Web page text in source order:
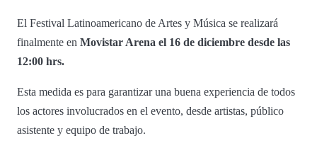
El Festival Latinoamericano de Artes y Música se realizará
finalmente en Movistar Arena el 16 de diciembre desde las
12:00 hrs.
Esta medida es para garantizar una buena experiencia de todos
los actores involucrados en el evento, desde artistas, público
asistente y equipo de trabajo.